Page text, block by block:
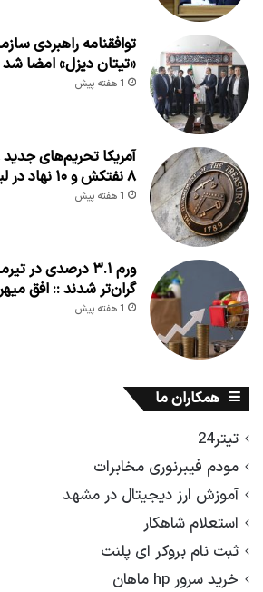
توافقنامه راهبردی
«تیتان دیزل» امضا شد
1 هفته پیش
آمریکا تحریم‌های جدید
۸ نفتکش و ۱۰ نهاد در لیست تحریم
1 هفته پیش
ورم ۳.۱ درصدی در
گران‌تر شدند :: افق
1 هفته پیش
همکاران ما
تیتر24
مودم فیبرنوری مخابرات
آموزش ارز دیجیتال در مشهد
استعلام شاهکار
ثبت نام بروکر ای پلنت
خرید سرور hp ماهان